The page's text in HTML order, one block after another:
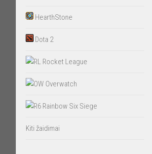
HearthStone
Dota 2
Rocket League
Overwatch
Rainbow Six Siege
Kiti žaidimai